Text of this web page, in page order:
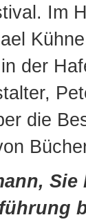
Im
der
die
Sie